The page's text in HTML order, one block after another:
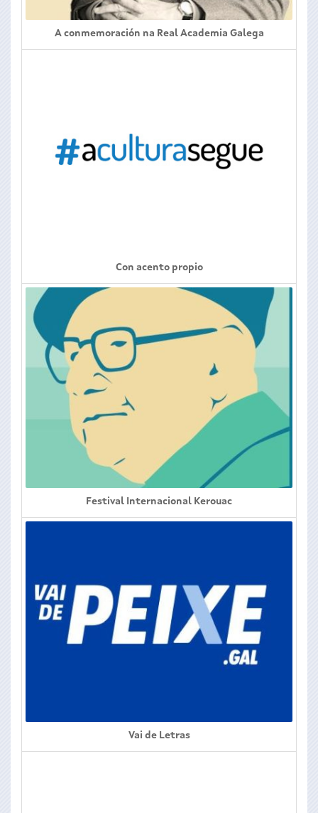
A conmemoración na Real Academia Galega
Con acento propio
Festival Internacional Kerouac
Vai de Letras